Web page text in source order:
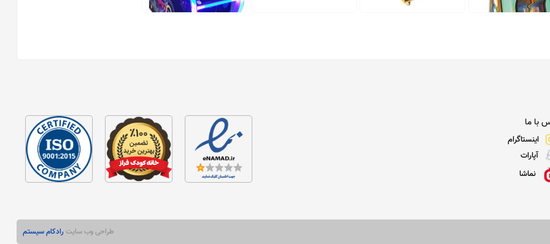
فاقد قیمت با ما
اینستاگرام
آپارات
نماشا
طراحی وب سایت رادکام سیستم